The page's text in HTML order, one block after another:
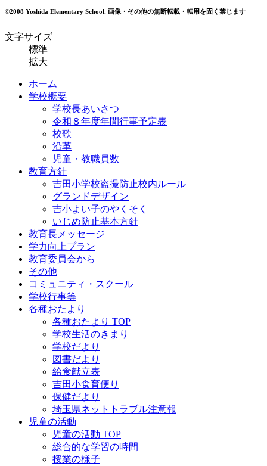
©2008 Yoshida Elementary School. 画像・その他の無断転載・転用を固く禁じます
文字サイズ
標準
拡大
ホーム
学校概要
学校長あいさつ
令和８年度年間行事予定表
校歌
沿革
児童・教職員数
教育方針
吉田小学校盗撮防止校内ルール
グランドデザイン
吉小よい子のやくそく
いじめ防止基本方針
教育長メッセージ
学力向上プラン
教育委員会から
その他
コミュニティ・スクール
学校行事等
各種おたより
各種おたより TOP
学校生活のきまり
学校だより
図書だより
給食献立表
吉田小食育便り
保健だより
埼玉県ネットトラブル注意報
児童の活動
児童の活動 TOP
総合的な学習の時間
授業の様子